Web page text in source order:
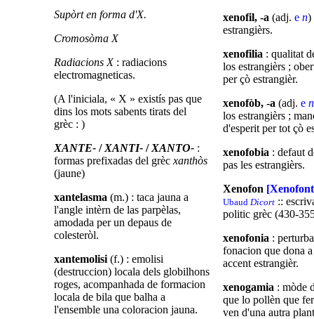
Supòrt en forma d'X.
Cromosòma X
Radiacions X : radiacions
electromagneticas.
(A l'iniciala, « X » existís pas que
dins los mots sabents tirats del
grèc : )
XANTE- / XANTI- / XANTO- :
formas prefixadas del grèc xanthòs
(jaune)
xantelasma (m.) : taca jauna a
l'angle intèrn de las parpèlas,
amodada per un depaus de
colesteròl.
xantemolisi (f.) : emolisi
(destruccion) locala dels globilhons
roges, acompanhada de formacion
locala de bila que balha a
l'ensemble una coloracion jauna.
xenofil, -a (adj. e n)
estrangièrs.
xenofilia : qualitat
los estrangièrs ;
per çò estrangièr.
xenofòb, -a (adj. e n
los estrangièrs ;
d'esperit per tot çò
xenofobia : defaut
pas les estrangièrs.
Xenofon
Ubaud Dicort ::
politic grèc (430-
xenofonia :
fonacion que dona
accent estrangièr.
xenogamia : mòde
que lo pollèn que
ven d'una autra